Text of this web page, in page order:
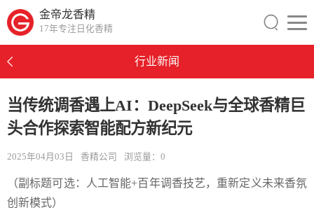
金帝龙香精
17年专注日化香精
行业新闻
当传统调香遇上AI：DeepSeek与全球香精巨
头合作探索智能配方新纪元
2025年04月03日 香精公司 浏览量： 0
（副标题可选：人工智能+百年调香技艺，重新定义未来香氛
创新模式）